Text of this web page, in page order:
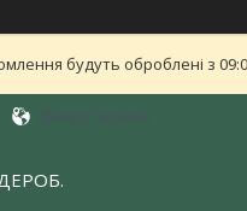
будуть оброблені з